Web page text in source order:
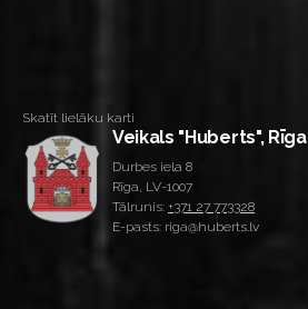
Skatīt lielāku karti
Veikals "Huberts", Rīga
Durbes iela 8
Rīga, LV-1007
Tālrunis: +371 27 773328
E-pasts: riga@huberts.lv